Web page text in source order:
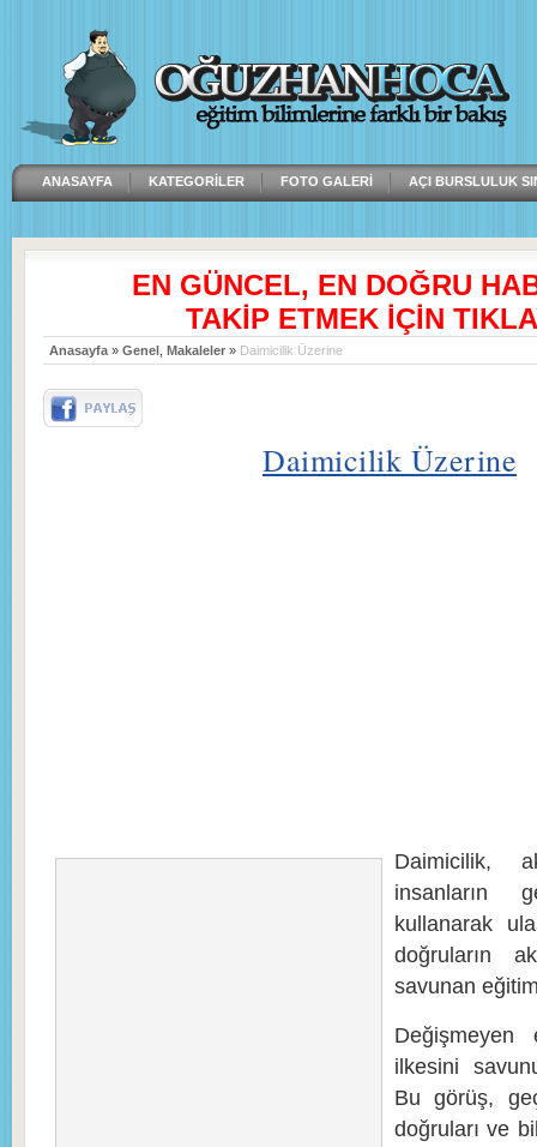
ANASAYFA KATEGORILER FOTO GALERI AÇI BURSLULUK
EN GÜNCEL, EN DOĞRU
TAKİP ETMEK İÇİN
Anasayfa » Genel Makaleler » Daimicilik Üzerine
Daimicilik Üzerine
Daimicilik,
insanların
kullanarak
doğruların
savunan
ilkesini
Bu görüş,
doğruları ve